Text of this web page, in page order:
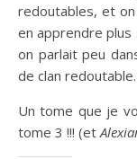
redoutables, et
en apprendre
on parlait peu
de clan
Un tome que je
tome 3 !!! (et